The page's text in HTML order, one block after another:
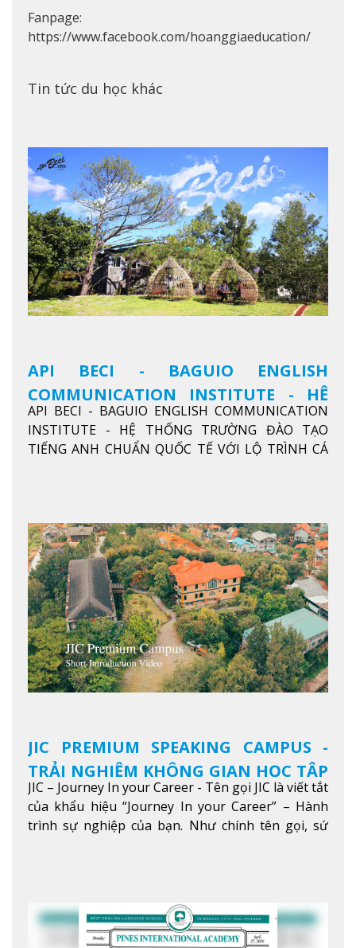
Fanpage:
https://www.facebook.com/hoanggiaeducation/
Tin tức du học khác
API BECI - BAGUIO ENGLISH
COMMUNICATION INSTITUTE - HỆ
THỐNG TRƯỜNG ĐÀO TẠO TIẾNG
ANH CHUẨN QUỐC TẾ
API BECI - BAGUIO ENGLISH COMMUNICATION
INSTITUTE - HỆ THỐNG TRƯỜNG ĐÀO TẠO
TIẾNG ANH CHUẨN QUỐC TẾ VỚI LỘ TRÌNH CÁ
JIC PREMIUM SPEAKING CAMPUS -
TRẢI NGHIỆM KHÔNG GIAN HỌC TẬP
5 SAO TẠI BAGUIO
JIC – Journey In your Career - Tên gọi JIC là viết tắt
của khẩu hiệu “Journey In your Career” – Hành
trình sự nghiệp của bạn. Như chính tên gọi, sứ